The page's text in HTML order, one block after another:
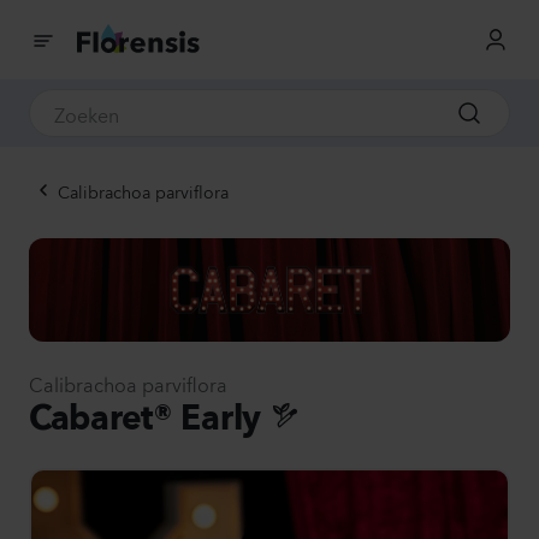
Calibrachoa parviflora
Calibrachoa parviflora
Cabaret® Early